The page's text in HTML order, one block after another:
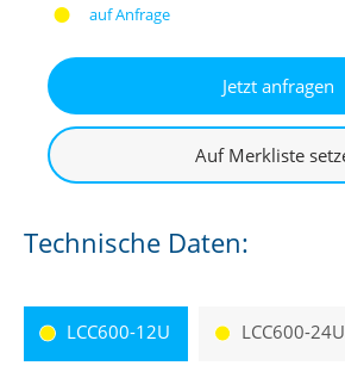
auf Anfrage
Technische Daten:
LCC600-12U LCC600-24U